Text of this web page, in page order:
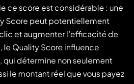
ce score est considérable : une
Score peut potentiellement
et augmenter l’efficacité de
le Quality Score influence
qui détermine non seulement
le montant réel que vous payez